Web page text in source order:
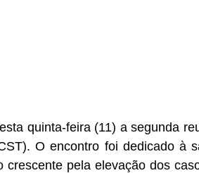
quinta-feira (11) a segunda
O encontro foi dedicado à
pela elevação dos